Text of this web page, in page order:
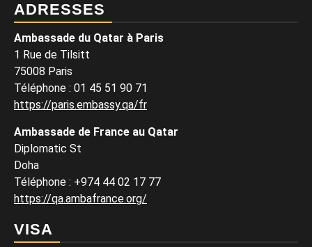
ADRESSES
Ambassade du Qatar à Paris
1 Rue de Tilsitt
75008 Paris
Téléphone : 01 45 51 90 71
https://paris.embassy.qa/fr
Ambassade de France au Qatar
Diplomatic St
Doha
Téléphone : +974 44 02 17 77
https://qa.ambafrance.org/
VISA